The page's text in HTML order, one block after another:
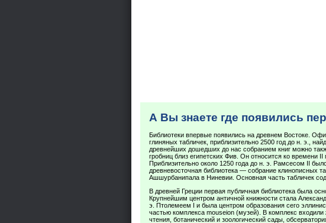
А Вы знаете где появились
Библиотеки впервые появились на древнем Востоке.
глиняных табличек, приблизительно 2500 год до н. э.,
древнейших дошедших до нас собранием книг можно
гробниц близ египетских Фив. Он относится ко времени
Приблизительно около 1250 года до н. э. Рамсесом II
древневосточная библиотека — собрание клинописных
Ашшурбанипала в Ниневии. Основная часть табличек
В древней Греции первая публичная библиотека была
Крупнейшим центром античной книжности стала
э. Птолемеем I и была центром образования сего
частью комплекса mouseion (музей). В комплекс
чтения, ботанический и зоологический сады,